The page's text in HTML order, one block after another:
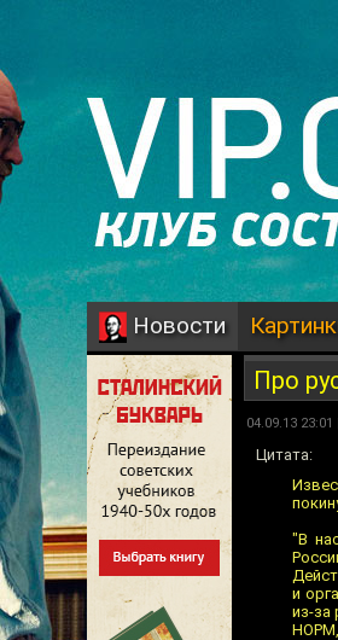
Новости
Про
04.09.13 23:01 |
Цитата:
"В
и
из-за
НОРМ,